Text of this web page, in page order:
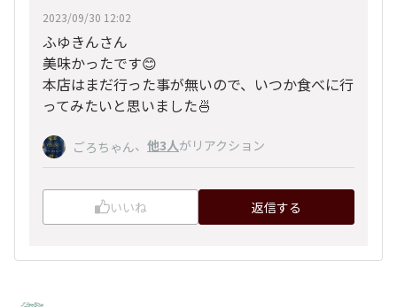
2023/09/30 12:02
ふゆきんさん
美味かったです😊
本店はまだ行った事が無いので、いつか食べに行
ってみたいと思いました🍜
ごろちゃん、 他3人がリアクション
いいね 返信する